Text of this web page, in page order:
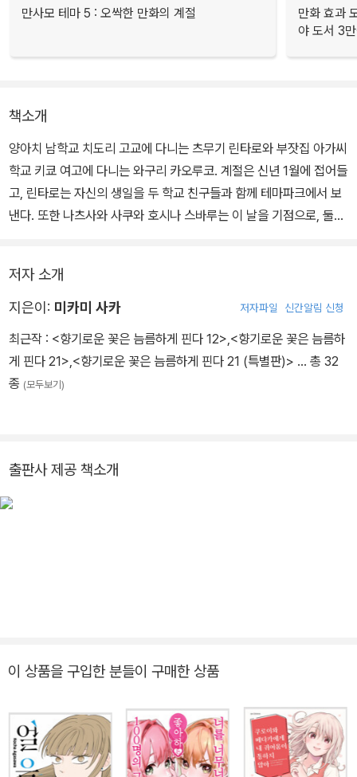
만사모 테마 5 : 오싹한 만화의 계절
만화 효과
야 도서 3
책소개
양아치 남학교 치도리 고교에 다니는 츠무기 린타로와 부잣집 아가씨
학교 키쿄 여고에 다니는 와구리 카오루코. 계절은 신년 1월에 접어들
고, 린타로는 자신의 생일을 두 학교 친구들과 함께 테마파크에서 보
낸다. 또한 나츠사와 사쿠와 호시나 스바루는 이 날을 기점으로, 둘이
다른 이벤트는 밸런타인데이! 하지만 카오루코는 엄청나게 고민하는
듯한데...?
저자 소개
지은이: 미카미 사카 저자파일 신간알림 신청
최근작 : <향기로운 꽃은 늠름하게 핀다 12> <향기로운 꽃은 늠름하
게 핀다 21> <향기로운 꽃은 늠름하게 핀다 21 (특별판)> … 총 32
종 (모두보기)
출판사 제공 책소개
이 상품을 구입한 분들이 구매한 상품